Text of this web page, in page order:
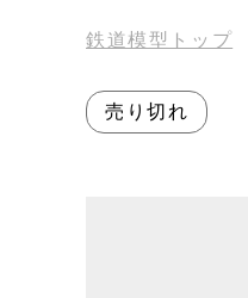
鉄道模型トップ
売り切れ